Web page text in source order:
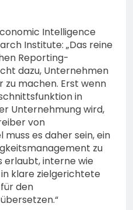
Intelligence
Institute: „Das reine
Reporting-
dazu, Unternehmen
machen. Erst wenn
in
Unternehmung wird,
von
muss es daher sein, ein
zu
erlaubt, interne wie
klare zielgerichtete
den